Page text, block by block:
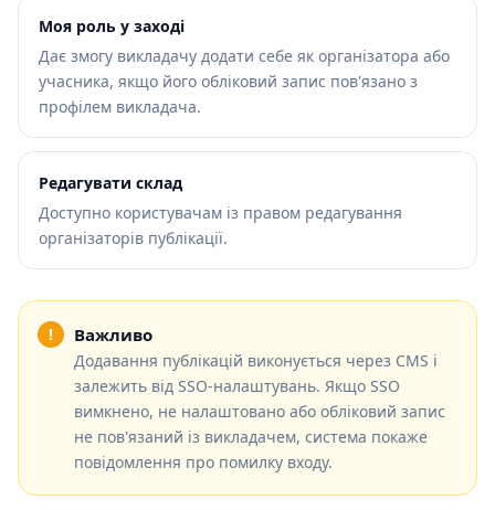
Моя роль у заході
Дає змогу викладачу додати себе як організатора або
учасника, якщо його обліковий запис пов'язано з
профілем викладача.
Редагувати склад
Доступно користувачам із правом редагування
організаторів публікації.
Важливо
Додавання публікацій виконується через CMS і
залежить від SSO-налаштувань. Якщо SSO
вимкнено, не налаштовано або обліковий запис
не пов'язаний із викладачем, система покаже
повідомлення про помилку входу.